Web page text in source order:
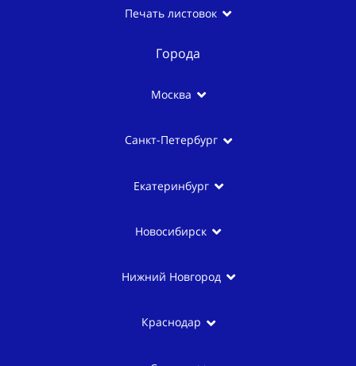
Печать листовок
Города
Москва
Санкт-Петербург
Екатеринбург
Новосибирск
Нижний Новгород
Краснодар